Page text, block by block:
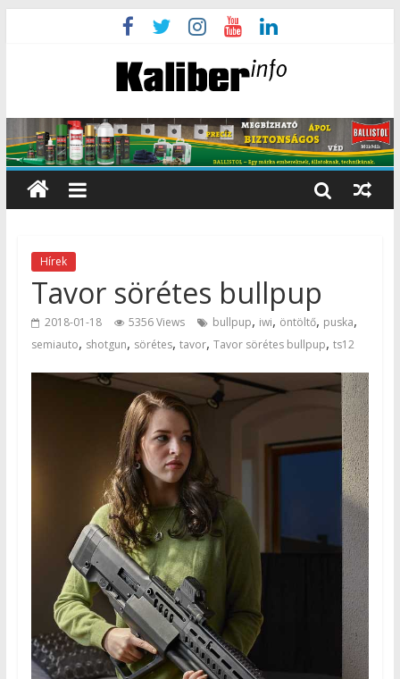
Hírek
Tavor sörétes bullpup
2018-01-18 5356 Views bullpup, iwi, öntöltő, puska,
semiauto, shotgun, sörétes, tavor, Tavor sörétes bullpup, ts12